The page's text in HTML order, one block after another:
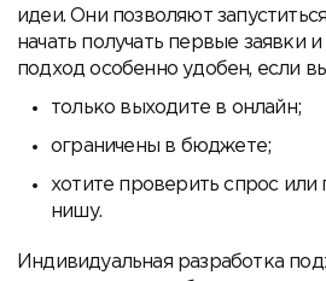
идеи. Они позволяют
начать получать первые заявки
подход особенно удобен, если
только выходите в онлайн;
ограничены в бюджете;
хотите проверить спрос или
нишу.
Индивидуальная разработка